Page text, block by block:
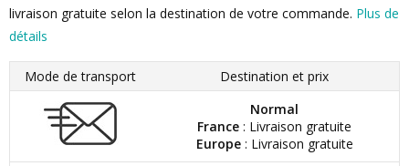
livraison gratuite selon la destination de votre commande. Plus de
détails
Mode de transport
Destination et prix
Normal
France : Livraison gratuite
Europe: Livraison gratuite